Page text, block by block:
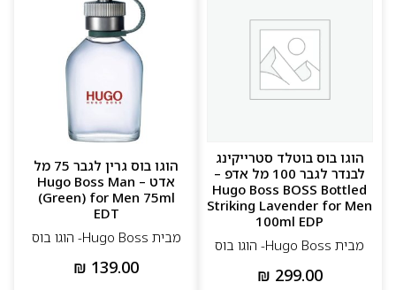
הוגו בוס בוטלד סטרייקינג
לבנדר לגבר 100 מל אדפ –
Hugo Boss BOSS Bottled
Striking Lavender for Men
100ml EDP
מבית Hugo Boss- הוגו בוס
₪ 299.00
הוגו בוס גרין לגבר 75 מל
אדט – Hugo Boss Man
(Green) for Men 75ml
EDT
מבית Hugo Boss- הוגו בוס
₪ 139.00